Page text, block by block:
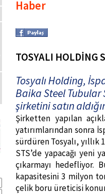
Haber
TOSYALI HOLDİNG
Tosyalı Holding,
Baika Steel Tubular
şirketini satın
Şirketten yapılan
yatırımlarından sonra
sürdüren Tosyalı,
STS’de yapacağı yeni
çıkarmayı hedefliyor.
kapasitesini 3 milyon
çelik boru üreticisi